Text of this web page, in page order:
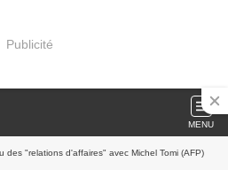
Publicité
MENU
des "relations d'affaires" avec Michel Tomi (AFP)